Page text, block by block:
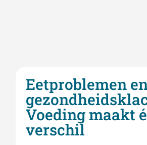
Eetproblemen
Voeding maakt
verschil